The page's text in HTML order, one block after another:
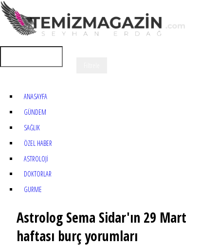
ANASAYFA
GÜNDEM
SAĞLIK
ÖZEL HABER
ASTROLOJİ
DOKTORLAR
GURME
Astrolog Sema Sidar'ın 29 Mart
haftası burç yorumları